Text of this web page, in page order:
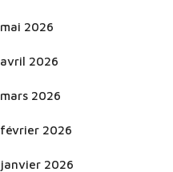
mai 2026
avril 2026
mars 2026
février 2026
janvier 2026